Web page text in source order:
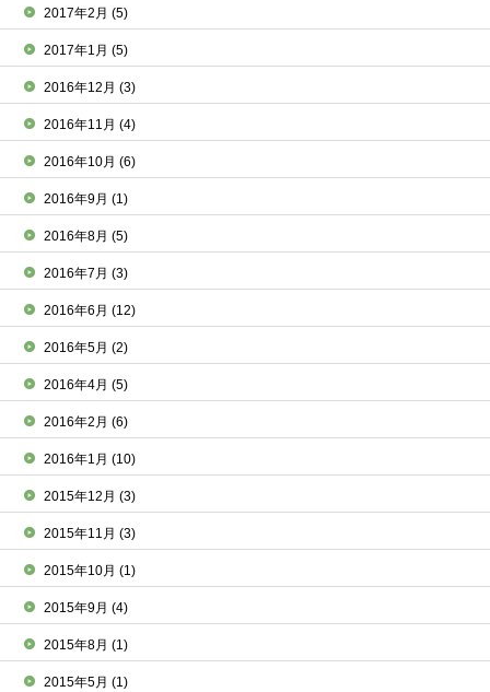
2017年2月(5)
2017年1月(5)
2016年12月(3)
2016年11月(4)
2016年10月(6)
2016年9月(1)
2016年8月(5)
2016年7月(3)
2016年6月(12)
2016年5月(2)
2016年4月(5)
2016年2月(6)
2016年1月(10)
2015年12月(3)
2015年11月(3)
2015年10月(1)
2015年9月(4)
2015年8月(1)
2015年5月(1)